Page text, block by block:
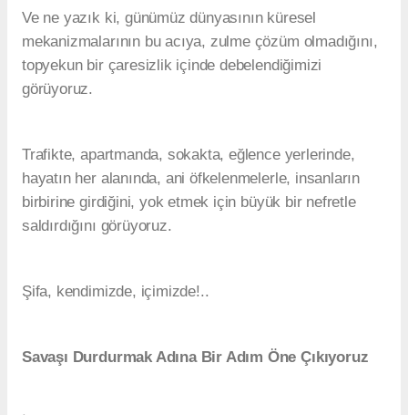
Ve ne yazık ki, günümüz dünyasının küresel
mekanizmalarının bu acıya, zulme çözüm olmadığını,
topyekun bir çaresizlik içinde debelendiğimizi
görüyoruz.
Trafikte, apartmanda, sokakta, eğlence yerlerinde,
hayatın her alanında, ani öfkelenmelerle, insanların
birbirine girdiğini, yok etmek için büyük bir nefretle
saldırdığını görüyoruz.
Şifa, kendimizde, içimizde!..
Savaşı Durdurmak Adına Bir Adım Öne Çıkıyoruz